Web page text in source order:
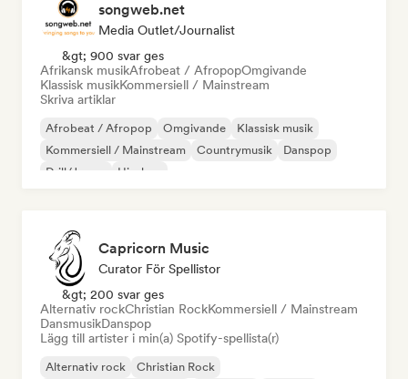
songweb.net
Media Outlet/Journalist
&gt; 900 svar ges
Afrikansk musikAfrobeat / AfropopOmgivande
Klassisk musikKommersiell / Mainstream
Skriva artiklar
Afrobeat / Afropop Omgivande
Klassisk musik
Kommersiell / Mainstream
Countrymusik
Danspop
Drill/Jersey
Hip-hop
Capricorn Music
Curator För Spellistor
&gt; 200 svar ges
Alternativ rockChristian RockKommersiell / Mainstream
DansmusikDanspop
Lägg till artister i min(a) Spotify-spellista(r)
Alternativ rock Christian Rock